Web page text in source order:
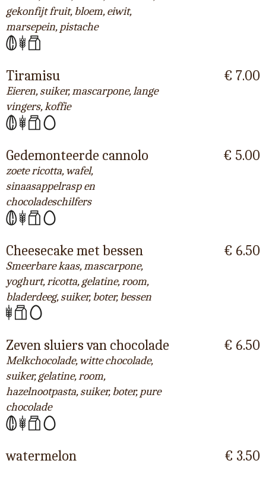
gekonfijt fruit, bloem, eiwit,
marsepein, pistache
Tiramisu
Eieren, suiker, mascarpone, lange
vingers, koffie
€ 7.00
Gedemonteerde cannolo
zoete ricotta, wafel,
sinaasappelrasp en
chocoladeschilfers
€ 5.00
Cheesecake met bessen
Smeerbare kaas, mascarpone,
yoghurt, ricotta, gelatine, room,
bladerdeeg, suiker, boter, bessen
€ 6.50
Zeven sluiers van chocolade
Melkchocolade, witte chocolade,
suiker, gelatine, room,
hazelnootpasta, suiker, boter, pure
chocolade
€ 6.50
watermelon
€ 3.50